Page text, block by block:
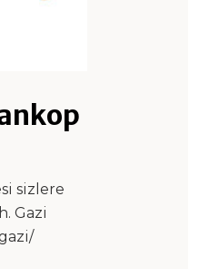
sizlere
Gazi